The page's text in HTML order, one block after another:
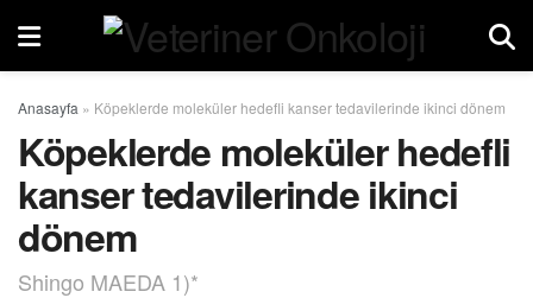
Anasayfa » Köpeklerde moleküler hedefli kanser tedavilerinde ikinci dönem
Köpeklerde moleküler hedefli
kanser tedavilerinde ikinci
dönem
Shingo MAEDA 1)*